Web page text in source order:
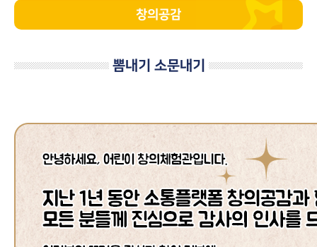
창의공감
뽐내기 소문내기